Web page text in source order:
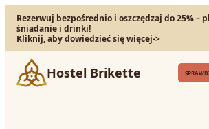
Rezerwuj bezpośrednio i oszczędzaj do 25% –
śniadanie i drinki!
Kliknij, aby dowiedzieć się więcej->
Hostel Brikette